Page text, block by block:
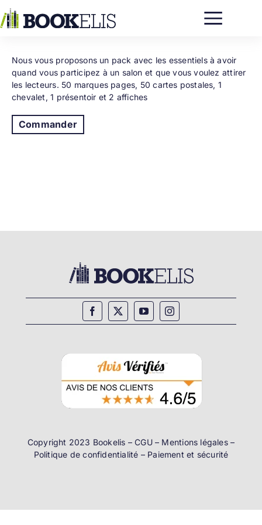
au
contenu
Nous vous proposons un pack avec les essentiels à avoir
quand vous participez à un salon et que vous voulez attirer
les lecteurs. 50 marques pages, 50 cartes postales, 1
chevalet, 1 présentoir et 2 affiches
Commander
Copyright 2023 Bookelis –CGU– Mentions légales–
Politique de confidentialité – Paiement et sécurité